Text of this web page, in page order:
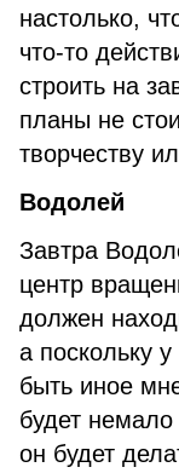
настолько,
что-то
строить на
планы не
творчеству
Водолей
Завтра
центр
должен
а поскольку
быть иное
будет
он будет